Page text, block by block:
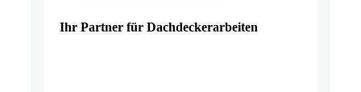
Ihr Partner für Dachdeckerarbeiten